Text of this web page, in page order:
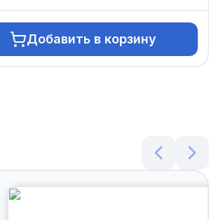
Добавить в корзину